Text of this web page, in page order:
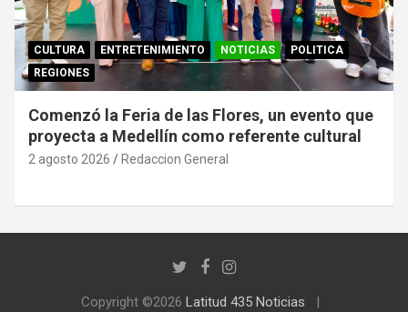
CULTURA ENTRETENIMIENTO NOTICIAS
POLITICA
REGIONES
Comenzó la Feria de las Flores, un evento que
proyecta a Medellín como referente cultural
2 agosto 2026 Redaccion General
Copyright ©2026 Latitud 435 Noticias